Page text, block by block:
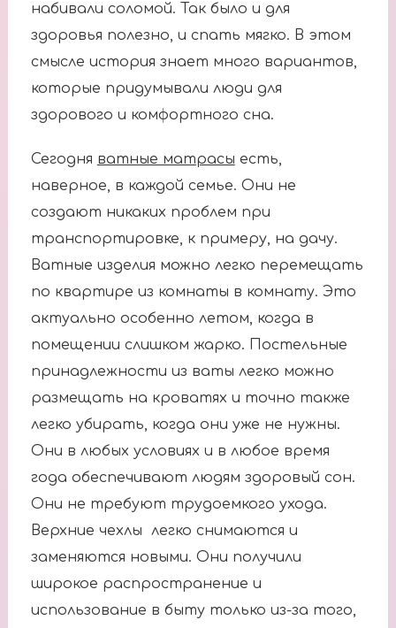
набивали соломой. Так было и для
здоровья полезно, и спать мягко. В этом
смысле история знает много вариантов,
которые придумывали люди для
здорового и комфортного сна.
Сегодня ватные матрасы есть,
наверное, в каждой семье. Они не
создают никаких проблем при
транспортировке, к примеру, на дачу.
Ватные изделия можно легко перемещать
по квартире из комнаты в комнату. Это
актуально особенно летом, когда в
помещении слишком жарко. Постельные
принадлежности из ваты легко можно
размещать на кроватях и точно также
легко убирать, когда они уже не нужны.
Они в любых условиях и в любое время
года обеспечивают людям здоровый сон.
Они не требуют трудоемкого ухода.
Верхние чехлы легко снимаются и
заменяются новыми. Они получили
широкое распространение и
использование в быту только из-за того,